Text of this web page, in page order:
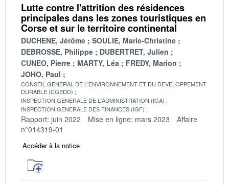
Lutte contre l'attrition des résidences
principales dans les zones touristiques en
Corse et sur le territoire continental
DUCHENE, Jérôme
SOULIE, Marie-Christine
DEBROSSE, Philippe
DUBERTRET, Julien
CUNEO, Pierre
MARTY, Léa
FREDY, Marion
JOHO, Paul
CONSEIL GENERAL DE L'ENVIRONNEMENT ET DU DEVELOPPEMENT
DURABLE (CGEDD)
INSPECTION GENERALE DE L'ADMINISTRATION (IGA)
INSPECTION GENERALE DES FINANCES (IGF)
Rapport: juin 2022 Mise en ligne: mars 2023
Affaire
n°014319-01
Accéder à la notice